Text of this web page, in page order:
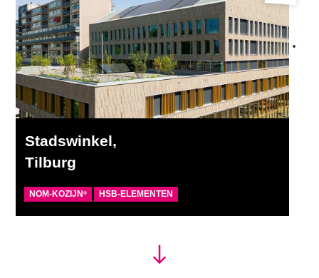
Stadswinkel,
Tilburg
NOM-KOZIJN ® HSB-ELEMENTEN